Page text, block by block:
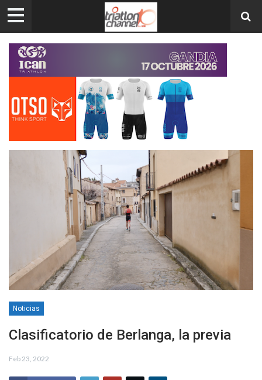
Noticias
Clasificatorio de Berlanga, la previa
Feb 23, 2022